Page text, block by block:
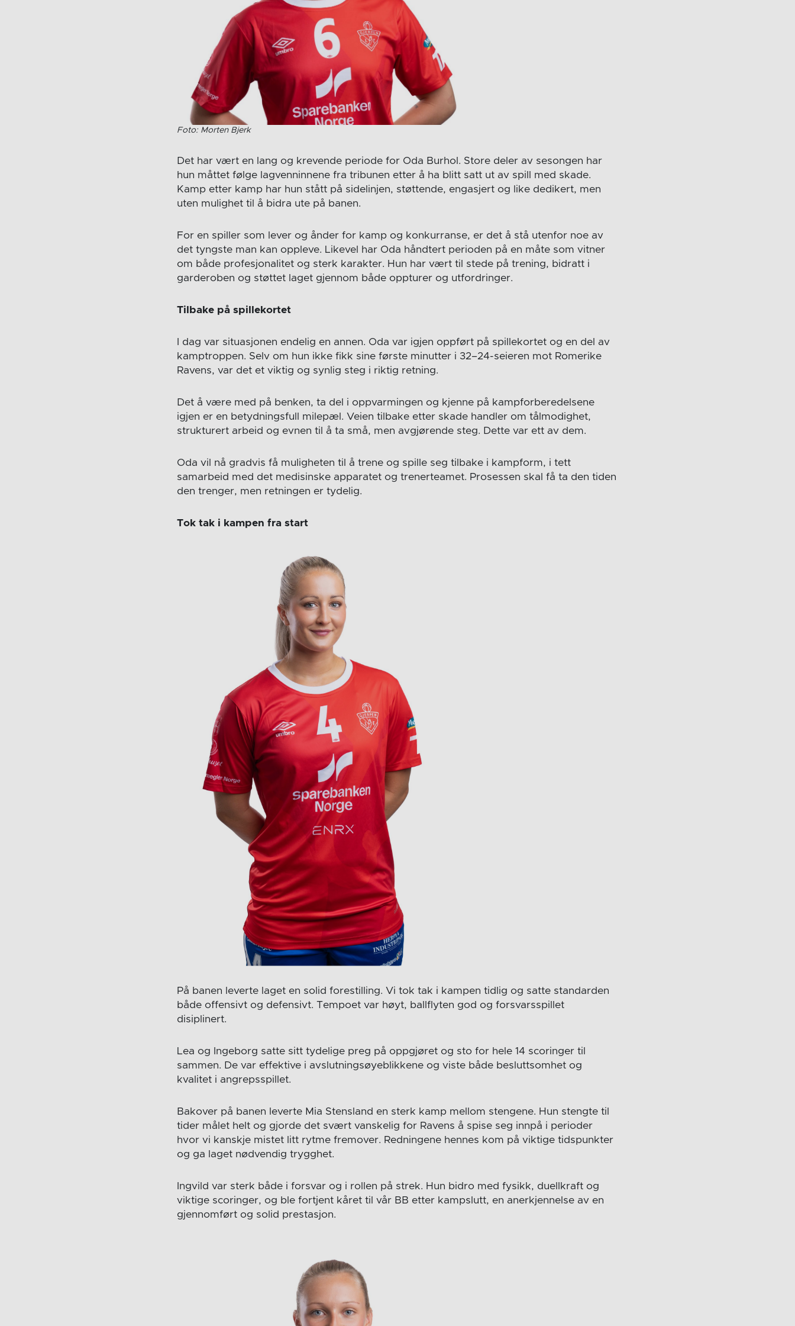
Foto: Morten Bjerk
Det har vært en lang og krevende periode for Oda Burhol. Store deler av sesongen har
hun måttet følge lagvenninnene fra tribunen etter å ha blitt satt ut av spill med skade.
Kamp etter kamp har hun stått på sidelinjen, støttende, engasjert og like dedikert, men
uten mulighet til å bidra ute på banen.
For en spiller som lever og ånder for kamp og konkurranse, er det å stå utenfor noe av
det tyngste man kan oppleve. Likevel har Oda håndtert perioden på en måte som vitner
om både profesjonalitet og sterk karakter. Hun har vært til stede på trening, bidratt i
garderoben og støttet laget gjennom både oppturer og utfordringer.
Tilbake på spillekortet
I dag var situasjonen endelig en annen. Oda var igjen oppført på spillekortet og en del av
kamptroppen. Selv om hun ikke fikk sine første minutter i 32–24-seieren mot Romerike
Ravens, var det et viktig og synlig steg i riktig retning.
Det å være med på benken, ta del i oppvarmingen og kjenne på kampforberedelsene
igjen er en betydningsfull milepæl. Veien tilbake etter skade handler om tålmodighet,
strukturert arbeid og evnen til å ta små, men avgjørende steg. Dette var ett av dem.
Oda vil nå gradvis få muligheten til å trene og spille seg tilbake i kampform, i tett
samarbeid med det medisinske apparatet og trenerteamet. Prosessen skal få ta den tiden
den trenger, men retningen er tydelig.
Tok tak i kampen fra start
På banen leverte laget en solid forestilling. Vi tok tak i kampen tidlig og satte standarden
både offensivt og defensivt. Tempoet var høyt, ballflyten god og forsvarsspillet
disiplinert.
Lea og Ingeborg satte sitt tydelige preg på oppgjøret og sto for hele 14 scoringer til
sammen. De var effektive i avslutningsøyeblikkene og viste både besluttsomhet og
kvalitet i angrepsspillet.
Bakover på banen leverte Mia Stensland en sterk kamp mellom stengene. Hun stengte til
tider målet helt og gjorde det svært vanskelig for Ravens å spise seg innpå i perioder
hvor vi kanskje mistet litt rytme fremover. Redningene hennes kom på viktige tidspunkter
og ga laget nødvendig trygghet.
Ingvild var sterk både i forsvar og i rollen på strek. Hun bidro med fysikk, duellkraft og
viktige scoringer, og ble fortjent kåret til vår BB etter kampslutt, en anerkjennelse av en
gjennomført og solid prestasjon.